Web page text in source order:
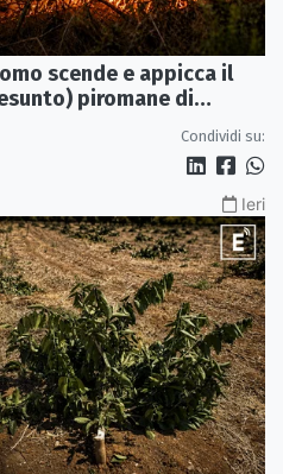
scende e appicca il
piromane di
Condividi su:
Ieri